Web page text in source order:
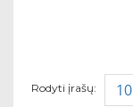
Rodyti įrašų: 10